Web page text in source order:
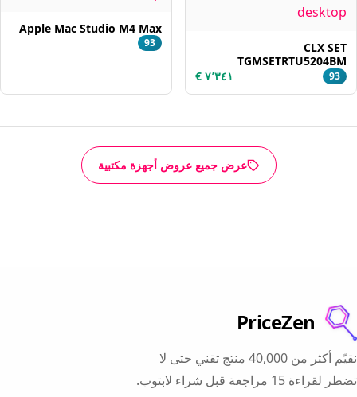
CLX SET
TGMSETRTU5204BM
93
Apple Mac Studio M4 Max
93
عرض جميع عروض أجهزة مكتبية
PriceZen
نقيّم أكثر من 40,000 منتج تقني حتى لا
تضطر لقراءة 15 مراجعة قبل شراء لابتوب.